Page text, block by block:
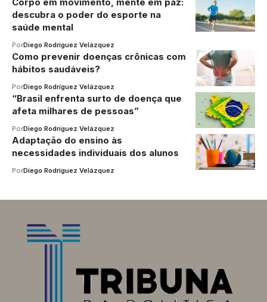
descubra o poder do esporte na
saúde mental
PorDiego Rodríguez Velázquez
Como prevenir doenças crônicas com
hábitos saudáveis?
PorDiego Rodríguez Velázquez
“Brasil enfrenta surto de doença que
afeta milhares de pessoas”
PorDiego Rodríguez Velázquez
Adaptação do ensino às
necessidades individuais dos alunos
PorDiego Rodríguez Velázquez